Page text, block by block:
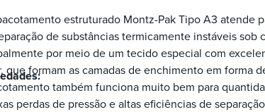
estruturado Montz-Pak Tipo A3 atende
de substâncias termicamente instáveis sob
por meio de um tecido especial com
que formam as camadas de enchimento em forma
também funciona muito bem para
perdas de pressão e altas eficiências de